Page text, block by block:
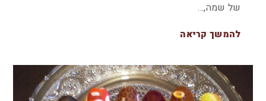
של שמה,…
להמשך קריאה